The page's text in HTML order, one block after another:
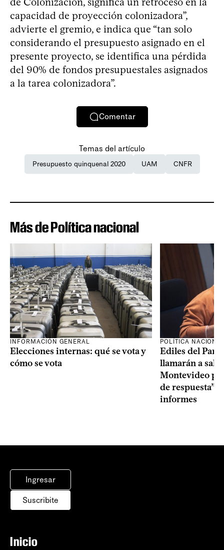
capacidad de proyección colonizadora”,
advierte el gremio, e indica que “tan solo
considerando el presupuesto asignado en el
presente proyecto, se identifica una pérdida
del 90% de fondos presupuestales asignados
a la tarea colonizadora”.
Comentar
Temas del artículo
Presupuesto quinquenal 2020 UAM CNFR
Más de Política nacional
INFORMACIÓN GENERAL
Elecciones internas: qué se vota y
cómo se vota
POLÍTICA
Ediles del
llamarán a sala
Montevideo
de respuesta”
informes
Ingresar
Suscribite
Inicio